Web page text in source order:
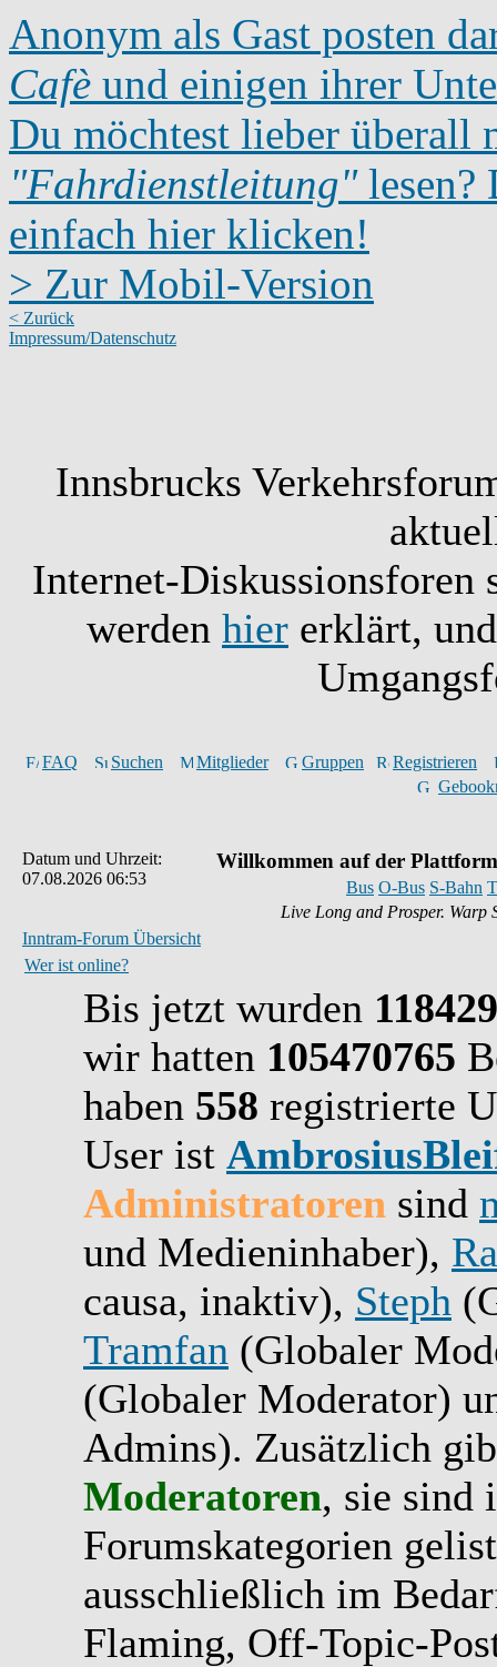
Anonym als Gast posten
Cafè und einigen ihrer
Du möchtest lieber überall
"Fahrdienstleitung"lesen?
einfach hier klicken!
> Zur Mobil-Version
< Zurück
Impressum/Datenschutz
Innsbrucks
Internet-Diskussionsforen
werden hier erklärt,
FAQ Suchen Mitglieder Gruppen
Registrieren
Datum und Uhrzeit:
07.08.2026 06:53
Inntram-Forum Übersicht
Willkommen auf der
Bus O-Bus S-Bahn
Live Long and Prosper. Warp
Wer ist online?
Bis jetzt wurden 118429
wir hatten 105470765
haben 558 registrierte
User ist
Administratoren sind
und Medieninhaber),
causa, inaktiv), Steph
Tramfan (Globaler
(Globaler Moderator)
Admins). Zusätzlich
Moderatoren, sie sind
Forumskategorien
ausschließlich im
Flaming, Off-Topic-